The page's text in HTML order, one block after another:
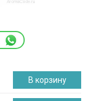
В корзину